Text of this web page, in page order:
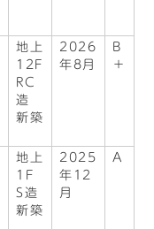
地上
12F
RC
造
新築
2026
年8月
B
＋
地上
1F
S造
新築
2025
年12
月
A